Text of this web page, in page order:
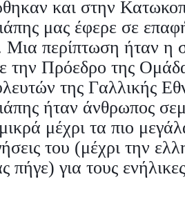
και στην
μας έφερε σε
Μια περίπτωση ήταν η
την Πρόεδρο της
της Γαλλικής
ήταν άνθρωπος
μέχρι τα πιο
του (μέχρι την
πήγε) για τους